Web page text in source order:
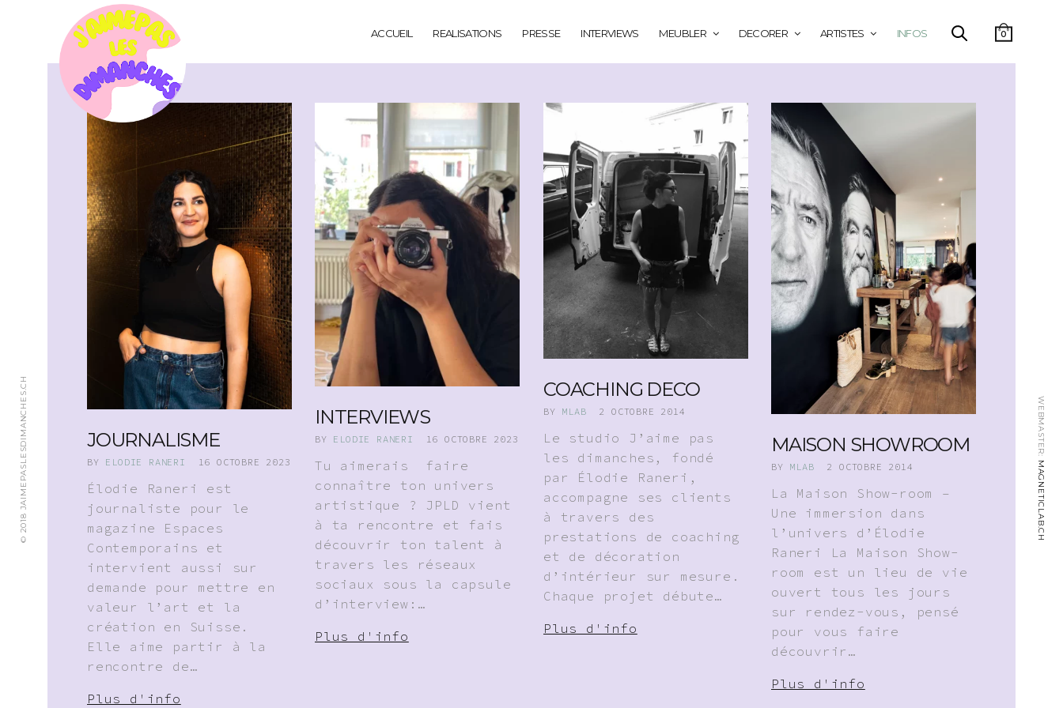
ACCUEIL REALISATIONS PRESSE INTERVIEWS MEUBLER DECORER ARTISTES INFOS 0
© 2018 JAIMEPASLESDIMANCHES.CH WEBMASTER:
MAGNETICLAB.CH
JOURNALISME
BY ELODIE RANERI 16 OCTOBRE 2023
Élodie Raneri est
journaliste pour le
magazine Espaces
Contemporains et
intervient aussi sur
demande pour mettre en
valeur l’art et la
création en Suisse.
Elle aime partir à la
rencontre de…
Plus d'info
INTERVIEWS
BY ELODIE RANERI 16 OCTOBRE 2023
Tu aimerais faire
connaître ton univers
artistique ? JPLD vient
à ta rencontre et fais
découvrir ton talent à
travers les réseaux
sociaux sous la capsule
d’interview:…
Plus d'info
COACHING DECO
BY MLAB 2 OCTOBRE 2014
Le studio J’aime pas
les dimanches, fondé
par Élodie Raneri,
accompagne ses clients
à travers des
prestations de coaching
et de décoration
d’intérieur sur mesure.
Chaque projet débute…
Plus d'info
MAISON SHOWROOM
BY MLAB 2 OCTOBRE 2014
La Maison Show-room –
Une immersion dans
l’univers d’Élodie
Raneri La Maison Show-
room est un lieu de vie
ouvert tous les jours
sur rendez-vous, pensé
pour vous faire
découvrir…
Plus d'info